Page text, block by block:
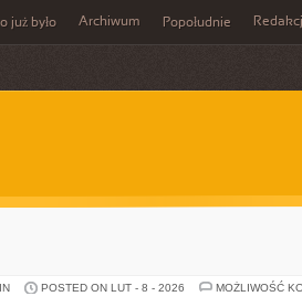
już było Archiwum Popołudnie
POSTED ON LUT - 8 - 2026
MOŻLIWOŚĆ